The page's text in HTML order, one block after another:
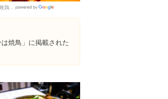
鶏
Places
焼鳥」に掲載された